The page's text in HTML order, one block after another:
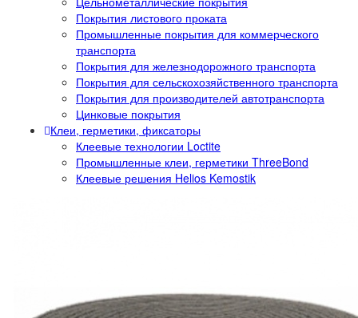
Покрытия листового проката
Промышленные покрытия для коммерческого
транспорта
Покрытия для железнодорожного транспорта
Покрытия для сельскохозяйственного транспорта
Покрытия для производителей автотранспорта
Цинковые покрытия
Клеи, герметики, фиксаторы
Клеевые технологии Loctite
Промышленные клеи, герметики ThreeBond
Клеевые решения Helios Kemostik